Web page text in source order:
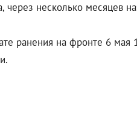
несколько месяцев
ранения на фронте 6 мая